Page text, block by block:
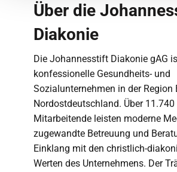
Über die
Diakonie
Die Johannesstift Diakonie gAG
konfessionelle Gesundheits- und
Sozialunternehmen in der Region
Nordostdeutschland. Über 11.740
Mitarbeitende leisten moderne
zugewandte Betreuung und
Einklang mit den christlich-
Werten des Unternehmens. Der